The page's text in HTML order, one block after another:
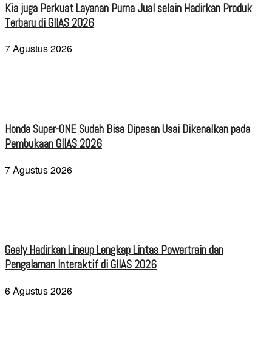
Kia juga Perkuat Layanan Purna Jual selain Hadirkan Produk
Terbaru di GIIAS 2026
7 Agustus 2026
Honda Super-ONE Sudah Bisa Dipesan Usai Dikenalkan pada
Pembukaan GIIAS 2026
7 Agustus 2026
Geely Hadirkan Lineup Lengkap Lintas Powertrain dan
Pengalaman Interaktif di GIIAS 2026
6 Agustus 2026